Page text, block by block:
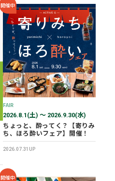
2026年07月
2026年05月
2026年03月
2026年02月
2025年12月
2025年11月
2025年10月
開催中
FAIR
2026.8.1(土) 〜 2026.9.30(水)
ちょっと、酔ってく？【寄りみ
ち、ほろ酔いフェア】開催！
2026.07.31UP
開催中